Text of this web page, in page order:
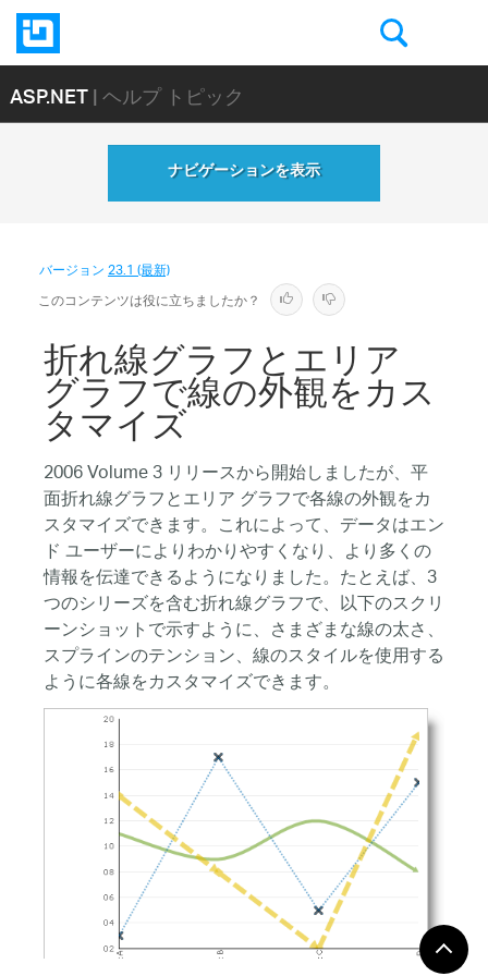
ASP.NET| ヘルプ トピック
ナビゲーションを表示
バージョン23.1 (最新)
このコンテンツは役に立ちましたか？
折れ線グラフとエリア
グラフで線の外観をカス
タマイズ
2006 Volume 3 リリースから開始しましたが、平
面折れ線グラフとエリア グラフで各線の外観をカ
スタマイズできます。これによって、データはエン
ド ユーザーによりわかりやすくなり、より多くの
情報を伝達できるようになりました。たとえば、3
つのシリーズを含む折れ線グラフで、以下のスクリ
ーンショットで示すように、さまざまな線の太さ、
スプラインのテンション、線のスタイルを使用する
ように各線をカスタマイズできます。